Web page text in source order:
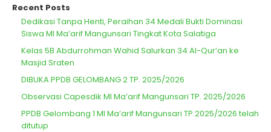
Recent Posts
Dedikasi Tanpa Henti, Peraihan 34 Medali Bukti Dominasi
Siswa MI Ma’arif Mangunsari Tingkat Kota Salatiga
Kelas 5B Abdurrohman Wahid Salurkan 34 Al-Qur’an ke
Masjid Sraten
DIBUKA PPDB GELOMBANG 2 TP. 2025/2026
Observasi Capesdik MI Ma’arif Mangunsari TP. 2025/2026
PPDB Gelombang 1 MI Ma’arif Mangunsari TP.2025/2026 telah
ditutup